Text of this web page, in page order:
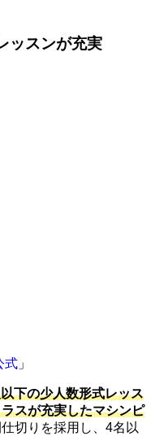
ッスンが充実
式 」
下の少人数形式レッス
スが充実したマシンピ
切りを採用し、4名以